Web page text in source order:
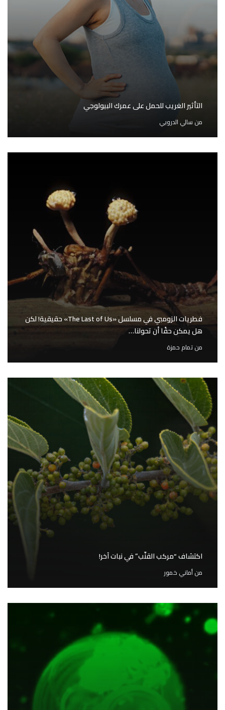
التأثير الغريب للحمل على عمرك البيولوجي
من سالي الدروبي
فطريات الزومبي في مسلسل «The Last of Us» حقيقية! لكن
هل يمكن حقًا أن تحولنا…
منتمام حمزة
اكتشاف “مركب القنّب” في نبات آخر!
منأماني خمور